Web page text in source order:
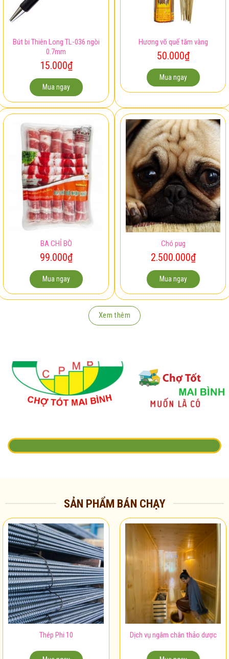
Bút bi Thiên Long TL-036 ngòi
15.000₫
Mua ngay
Hương võ quế tăm vàng
50.000₫
Mua ngay
99.000₫
Mua ngay
Chó pug
2.500.000₫
Mua ngay
SẢN PHẨM BÁN CHẠY
Thép Phi 10 Dịch vụ ngâm chân thảo dược